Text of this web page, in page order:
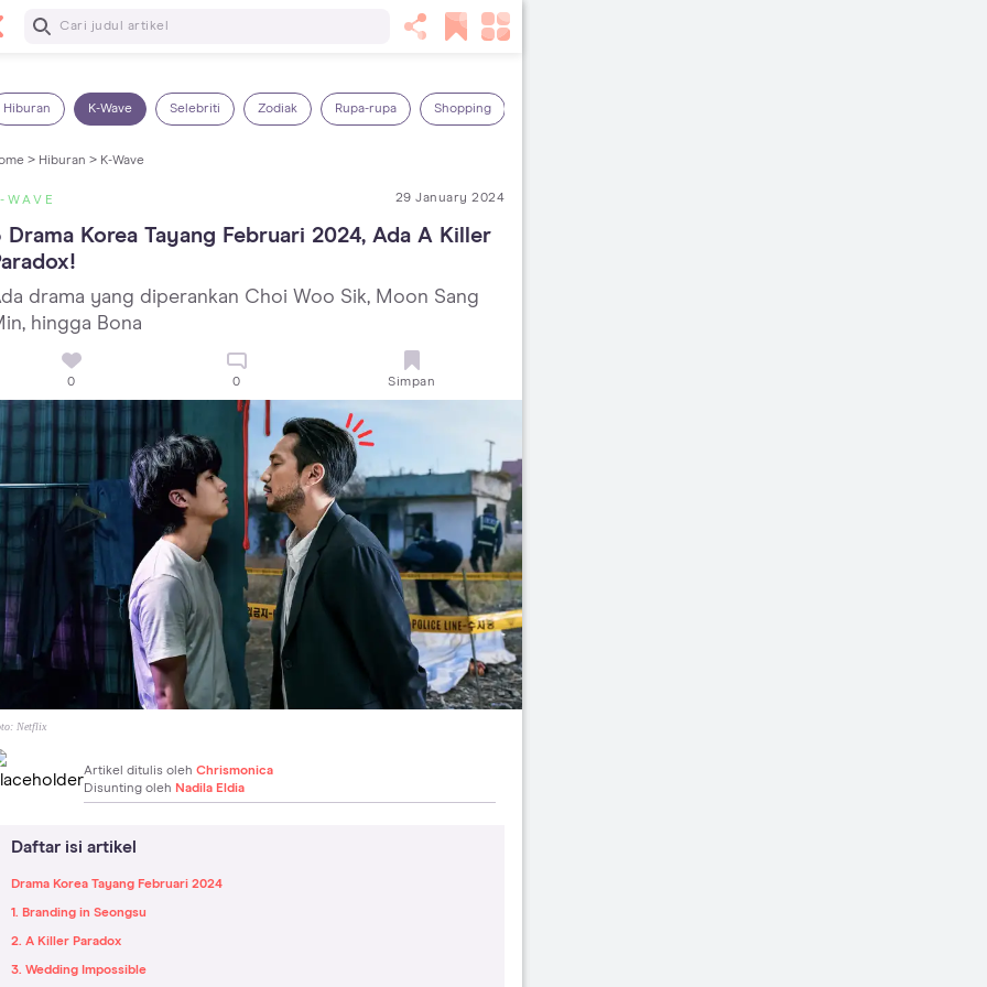
Baca Selanjutnya
Hiburan K-Wave Selebriti Zodiak Rupa-rupa Shopping
> Hiburan > K-Wave
WAVE 29 January 2024
Drama Korea Tayang Februari 2024, Ada A Killer
drama yang diperankan Choi Woo Sik, Moon Sang
hingga Bona
0 0 Simpan
Netflix
Artikel ditulis oleh Chrismonica
Disunting oleh Nadila Eldia
Daftar isi artikel
Drama Korea Tayang Februari 2024
1. Branding in Seongsu
2. A Killer Paradox
3. Wedding Impossible